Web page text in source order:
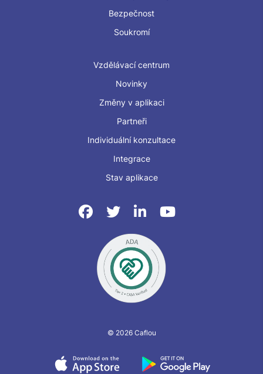
Bezpečnost
Soukromí
Vzdělávací centrum
Novinky
Změny v aplikaci
Partneři
Individuální konzultace
Integrace
Stav aplikace
© 2026 Caflou